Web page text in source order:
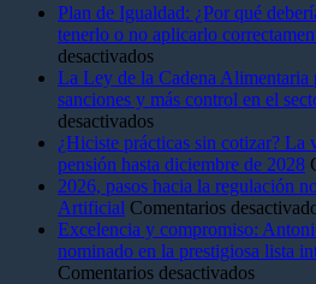
Plan de Igualdad: ¿Por qué
tenerlo o no aplicarlo
desactivadosen
Plan
de
Igualdad:
¿Por
qué
debería
preocuparte
(y
mucho)
no
La Ley de la Cadena Alimentaria
sanciones y más control en el
desactivadosen
La
Ley
de
la
Cadena
Alimentaria
pisa
¿Hiciste prácticas sin cotizar? La
pensión hasta diciembre de 2028
2026, pasos hacia la regulación
Artificial Comentarios
Excelencia y compromiso:
nominado en la prestigiosa lista
Comentarios desactivadosen